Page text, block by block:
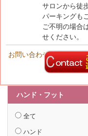
サロンから徒
パーキングも
ご不明の場合
せください。
お問い合わせ先
ハンド・フット
全て
ハンド